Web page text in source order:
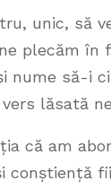
unic, să
plecăm în
nume să-i
lăsată
că am
conștiență